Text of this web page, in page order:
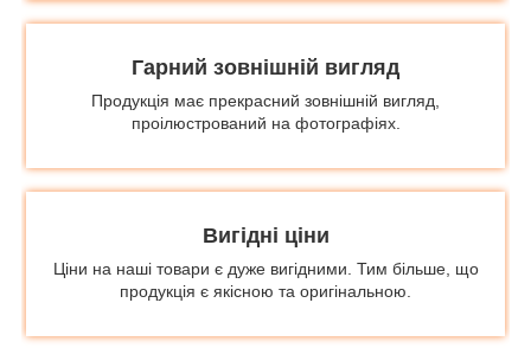
Гарний зовнішній вигляд
Продукція має прекрасний зовнішній вигляд,
проілюстрований на фотографіях.
Вигідні ціни
Ціни на наші товари є дуже вигідними. Тим більше, що
продукція є якісною та оригінальною.